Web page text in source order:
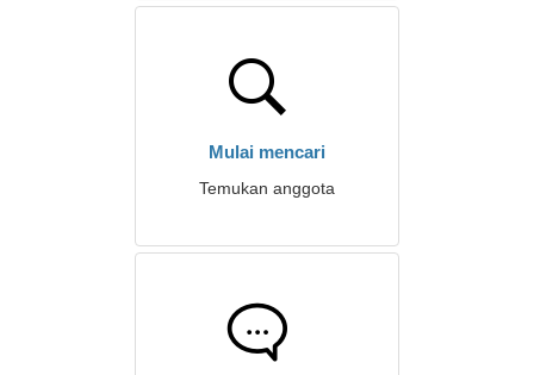
Mulai mencari
Temukan anggota